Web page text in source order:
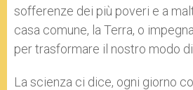
sofferenze dei più poveri e a
casa comune, la Terra, o
per trasformare il nostro modo di
La scienza ci dice, ogni giorno